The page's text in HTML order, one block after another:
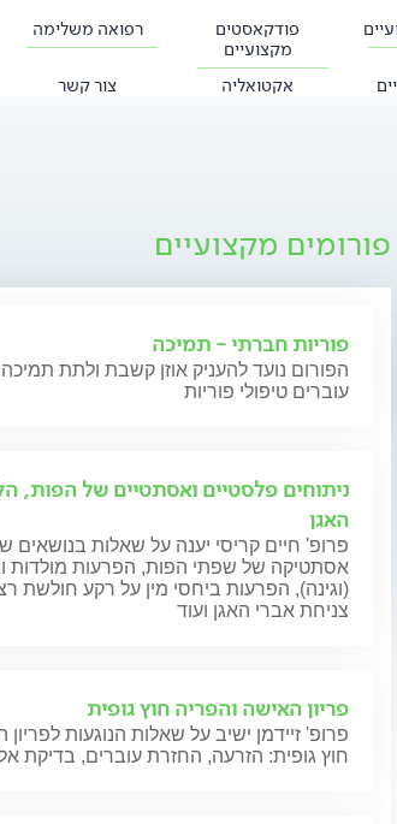
פודקאסטים
מקצועיים
רפואה משלימה
אקטואליה צור קשר
פורומים מקצועיים
פוריות חברתי - תמיכה
הפורום נועד להעניק אוזן קשבת ולתת
עוברים טיפולי פוריות
ניתוחים פלסטיים ואסתטיים של הפות,
האגן
פרופ' חיים קריסי יענה על שאלות בנושאים
אסתטיקה של שפתי הפות, הפרעות מולדות
(וגינה), הפרעות ביחסי מין על רקע חולשת
צניחת אברי האגן ועוד
פריון האישה והפריה חוץ גופית
פרופ' זיידמן ישיב על שאלות הנוגעות
חוץ גופית: הזרעה, החזרת עוברים, בדיקת